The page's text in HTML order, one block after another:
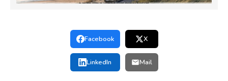
Facebook X
LinkedIn Mail